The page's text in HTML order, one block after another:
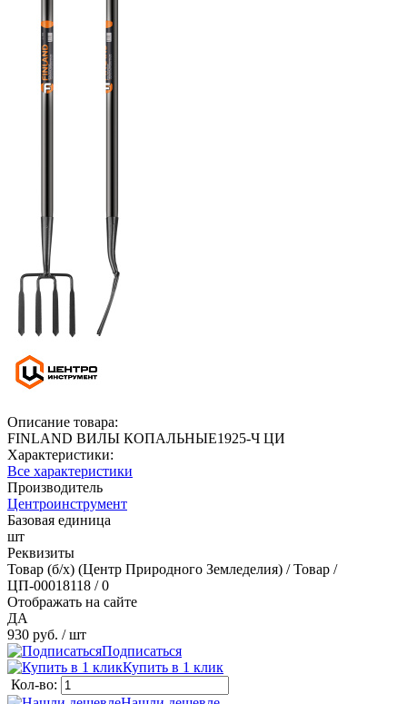
Описание товара:
FINLAND ВИЛЫ КОПАЛЬНЫЕ1925-Ч ЦИ
Характеристики:
Все характеристики
Производитель
Центроинструмент
Базовая единица
шт
Реквизиты
Товар (б/х) (Центр Природного Земледелия) / Товар /
ЦП-00018118 / 0
Отображать на сайте
ДА
930 руб. / шт
Подписаться
Купить в 1 клик
Кол-во: